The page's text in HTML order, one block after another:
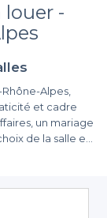
louer -
Alpes,
et cadre
un mariage
de la salle est
la tâche en
exactement ce
sans
besoins
optimale. Nous